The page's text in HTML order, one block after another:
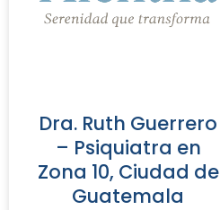
Dra. Ruth Guerrero
– Psiquiatra en
Zona 10, Ciudad de
Guatemala